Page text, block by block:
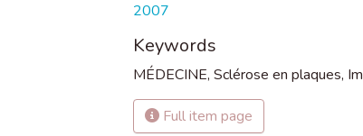
2007
Keywords
MÉDECINE, Sclérose en plaques,
Full item page